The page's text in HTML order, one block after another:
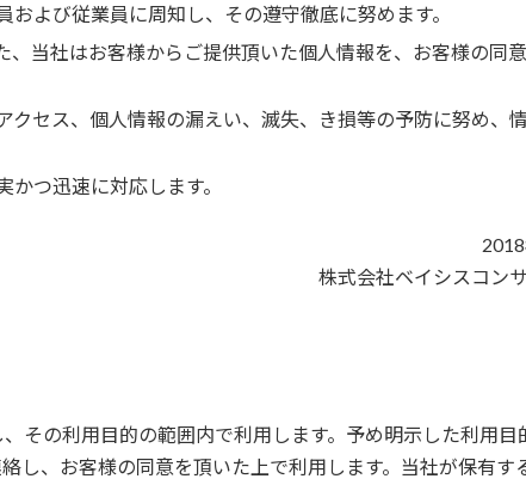
よび従業員に周知し、その遵守徹底に努めます。
当社はお客様からご提供頂いた個人情報を、お客様の同
セス、個人情報の漏えい、滅失、き損等の予防に努め、
つ迅速に対応します。
株式会社ベイシスコン
その利用目的の範囲内で利用します。予め明示した利用目
し、お客様の同意を頂いた上で利用します。当社が保有す